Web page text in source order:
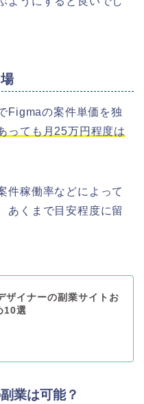
Figmaの案件単価を独
っても月25万円程度は
件稼働率などによって
あくまで目安程度に留
ザイナーの副業サイトお
10選
業は可能？